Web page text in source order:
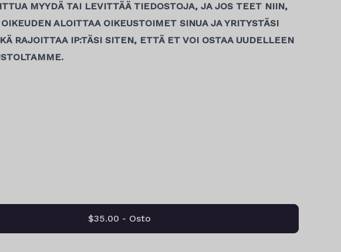
MYYDÄ TAI LEVITTÄÄ TIEDOSTOJA, JA JOS TEET NIIN,
ALOITTAA OIKEUSTOIMET SINUA JA YRITYSTÄSI
RAJOITTAA IP:TÄSI SITEN, ETTÄ ET VOI OSTAA UUDELLEEN
$35.00 - Osto